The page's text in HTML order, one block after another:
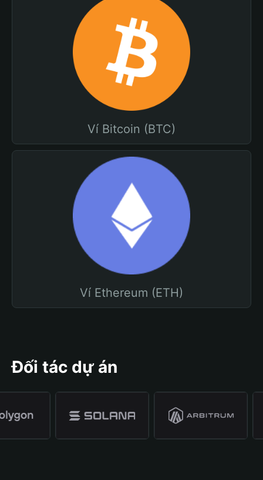
Ví Bitcoin (BTC)
Ví Ethereum (ETH)
Đối tác dự án